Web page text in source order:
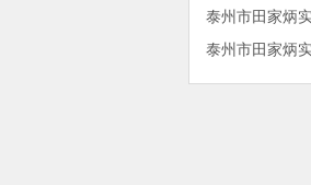
泰州市田家炳
泰州市田家炳